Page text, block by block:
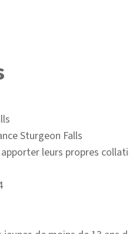
Sturgeon Falls
leurs propres